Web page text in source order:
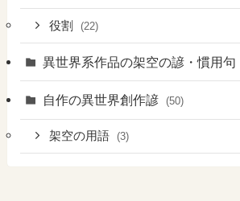
役割 (22)
異世界系作品の架空の諺・慣用句
自作の異世界創作諺 (50)
架空の用語 (3)